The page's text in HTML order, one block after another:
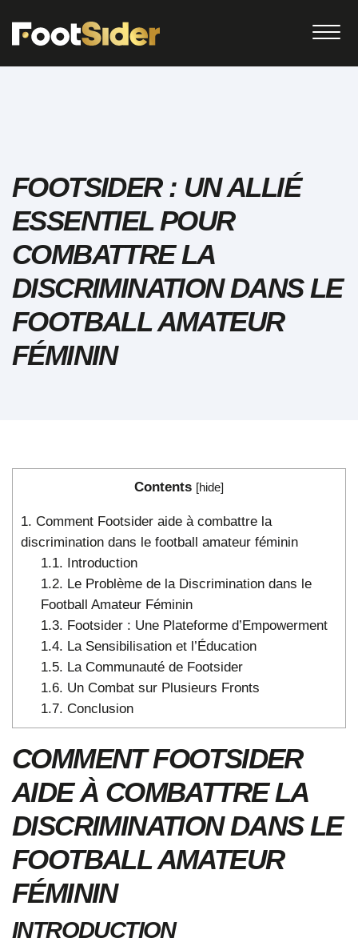
FOOTSIDER : UN ALLIÉ
ESSENTIEL POUR
COMBATTRE LA
DISCRIMINATION DANS LE
FOOTBALL AMATEUR
FÉMININ
Contents [hide]
1. Comment Footsider aide à combattre la
discrimination dans le football amateur féminin
1.1. Introduction
1.2. Le Problème de la Discrimination dans le
Football Amateur Féminin
1.3. Footsider : Une Plateforme d’Empowerment
1.4. La Sensibilisation et l’Éducation
1.5. La Communauté de Footsider
1.6. Un Combat sur Plusieurs Fronts
1.7. Conclusion
COMMENT FOOTSIDER
AIDE À COMBATTRE LA
DISCRIMINATION DANS LE
FOOTBALL AMATEUR
FÉMININ
INTRODUCTION